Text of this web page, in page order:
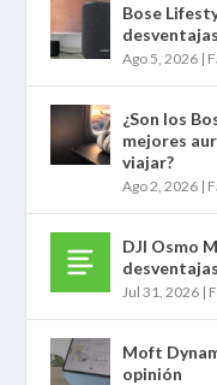
Bose
desventajas
Ago 5, 2026 |
¿Son los
mejores
viajar?
Ago 2, 2026 |
DJI Osmo
desventajas
Jul 31, 2026 |
Moft
opinión